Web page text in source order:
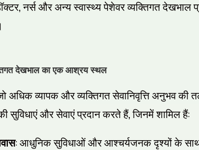
,नर्स और अन्य स्वास्थ्य पेशेवर व्यक्तिगत देखभाल
देखभाल का एक आश्रय स्थल
अधिक व्यापक और व्यक्तिगत सेवानिवृत्ति अनुभव की
सुविधाएं और सेवाएं प्रदान करते हैं,जिनमें शामिल हैं:
: आधुनिक सुविधाओं और आश्चर्यजनक दृश्यों के साथ